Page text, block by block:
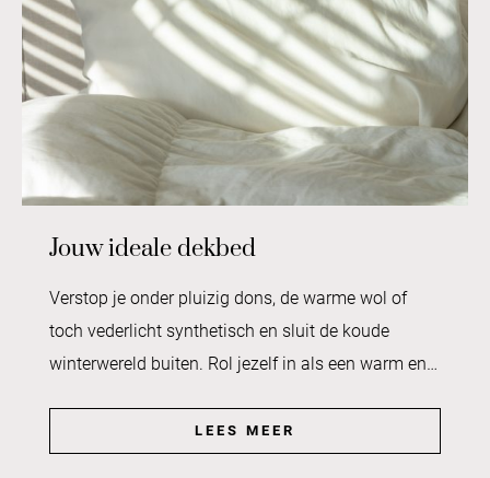
Jouw ideale dekbed
Verstop je onder pluizig dons, de warme wol of
toch vederlicht synthetisch en sluit de koude
winterwereld buiten. Rol jezelf in als een warm en…
LEES MEER